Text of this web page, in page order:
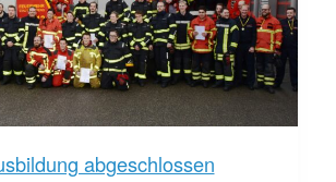
abgeschlossen